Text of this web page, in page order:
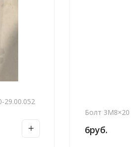
29.00.052
Болт 3М8×20
6руб.